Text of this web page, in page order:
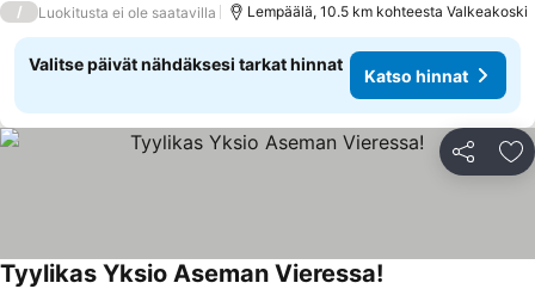
/ Luokitusta ei ole saatavilla Lempäälä, 10.5 km kohteesta Valkeakoski
Valitse päivät nähdäksesi tarkat hinnat
Katso hinnat
Jaa
Tyylikas Yksio Aseman Vieressa!